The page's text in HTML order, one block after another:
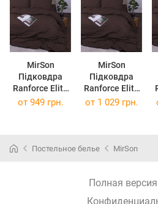
MirSon
Підковдра
Ranforce Elite
17-0624
MirSon
Підковдра
Ranforce Elite
17-0624
от 949 грн. от 1 029 грн.
Постельное белье MirSon
Полная